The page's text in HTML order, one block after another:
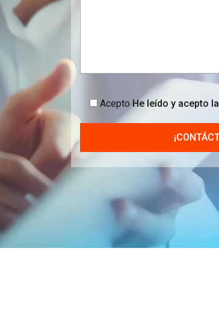
Acepto He leído y acepto la